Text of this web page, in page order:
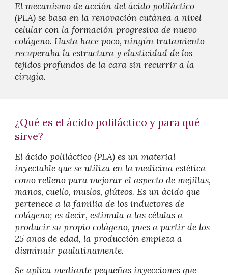
El mecanismo de acción delácido poliláctico
(PLA) se basa en la renovación cutánea a nivel
celular con la formación progresiva de nuevo
colágeno. Hasta hace poco, ningún tratamiento
recuperaba la estructura y elasticidad de los
tejidos profundos de la cara sin recurrir a la
cirugía.
¿Qué es el ácido poliláctico y para qué
sirve?
Elácido poliláctico (PLA) es un material
inyectable que se utiliza en la medicina estética
como relleno para mejorar el aspecto de mejillas,
manos, cuello, muslos, glúteos. Es un ácido que
pertenece a la familia de los inductores de
colágeno; es decir, estimula a las células a
producir su propio colágeno, pues a partir de los
25 años de edad, la producción empieza a
disminuir paulatinamente.
Se aplica mediante pequeñas inyecciones que